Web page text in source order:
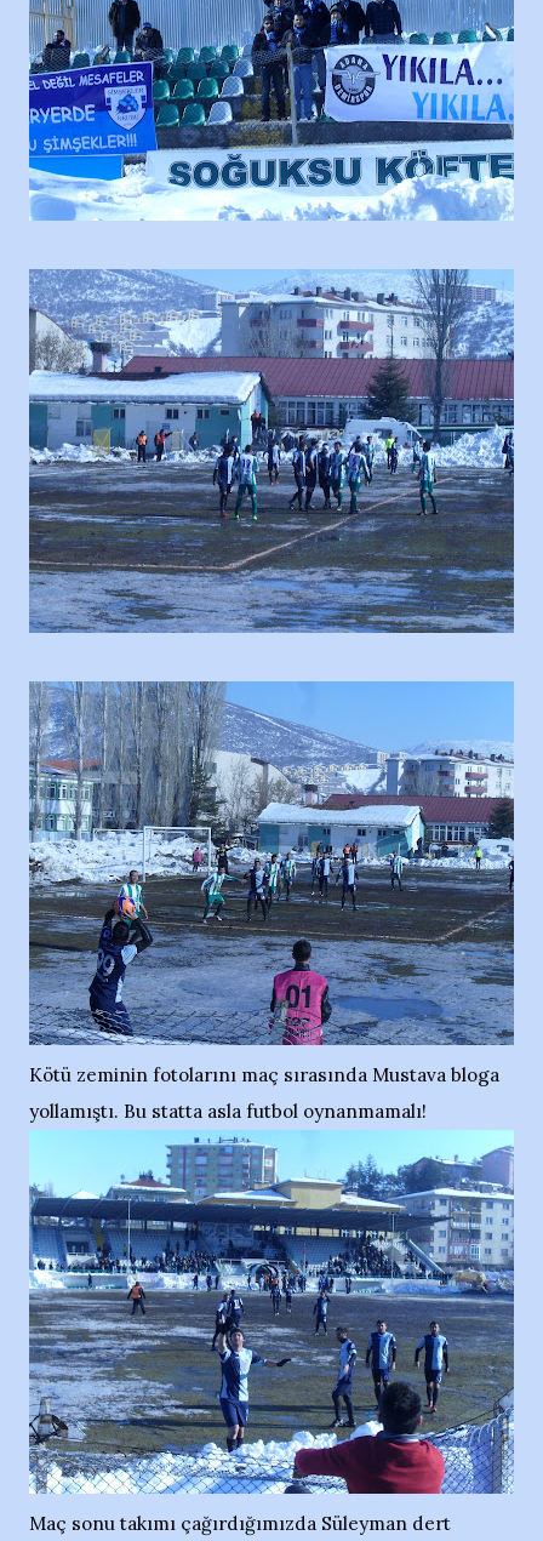
Kötü zeminin fotolarını maç sırasında Mustava bloga
yollamıştı. Bu statta asla futbol oynanmamalı!
Maç sonu takımı çağırdığımızda Süleyman dert